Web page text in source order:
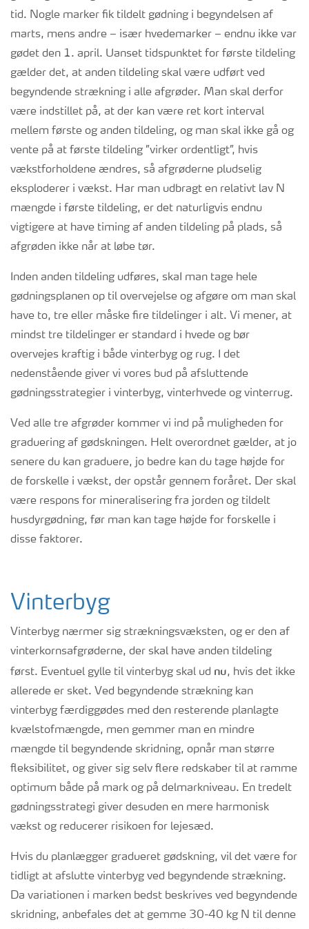
tid. Nogle marker fik tildelt gødning i begyndelsen af
marts, mens andre – især hvedemarker – endnu ikke var
gødet den 1. april. Uanset tidspunktet for første tildeling
gælder det, at anden tildeling skal være udført ved
begyndende strækning i alle afgrøder. Man skal derfor
være indstillet på, at der kan være ret kort interval
mellem første og anden tildeling, og man skal ikke gå og
vente på at første tildeling ”virker ordentligt”, hvis
vækstforholdene ændres, så afgrøderne pludselig
eksploderer i vækst. Har man udbragt en relativt lav N
mængde i første tildeling, er det naturligvis endnu
vigtigere at have timing af anden tildeling på plads, så
afgrøden ikke når at løbe tør.
Inden anden tildeling udføres, skaI man tage hele
gødningsplanen op til overvejelse og afgøre om man skal
have to, tre eller måske fire tildelinger i alt. Vi mener, at
mindst tre tildelinger er standard i hvede og bør
overvejes kraftig i både vinterbyg og rug. I det
nedenstående giver vi vores bud på afsluttende
gødningsstrategier i vinterbyg, vinterhvede og vinterrug.
Ved alle tre afgrøder kommer vi ind på muligheden for
graduering af gødskningen. Helt overordnet gælder, at jo
senere du kan graduere, jo bedre kan du tage højde for
de forskelle i vækst, der opstår gennem foråret. Der skal
være respons for mineralisering fra jorden og tildelt
husdyrgødning, før man kan tage højde for forskelle i
disse faktorer.
Vinterbyg
Vinterbyg nærmer sig strækningsvæksten, og er den af
vinterkornsafgrøderne, der skal have anden tildeling
først. Eventuel gylle til vinterbyg skal ud nu, hvis det ikke
allerede er sket. Ved begyndende strækning kan
vinterbyg færdiggødes med den resterende planlagte
kvælstofmængde, men gemmer man en mindre
mængde til begyndende skridning, opnår man større
fleksibilitet, og giver sig selv flere redskaber til at ramme
optimum både på mark og på delmarkniveau. En tredelt
gødningsstrategi giver desuden en mere harmonisk
vækst og reducerer risikoen for lejesæd.
Hvis du planlægger gradueret gødskning, vil det være for
tidligt at afslutte vinterbyg ved begyndende strækning.
Da variationen i marken bedst beskrives ved begyndende
skridning, anbefales det at gemme 30-40 kg N til denne